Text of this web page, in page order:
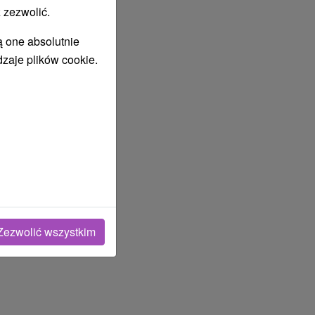
one absolutnie
plików cookie.
wszystkim